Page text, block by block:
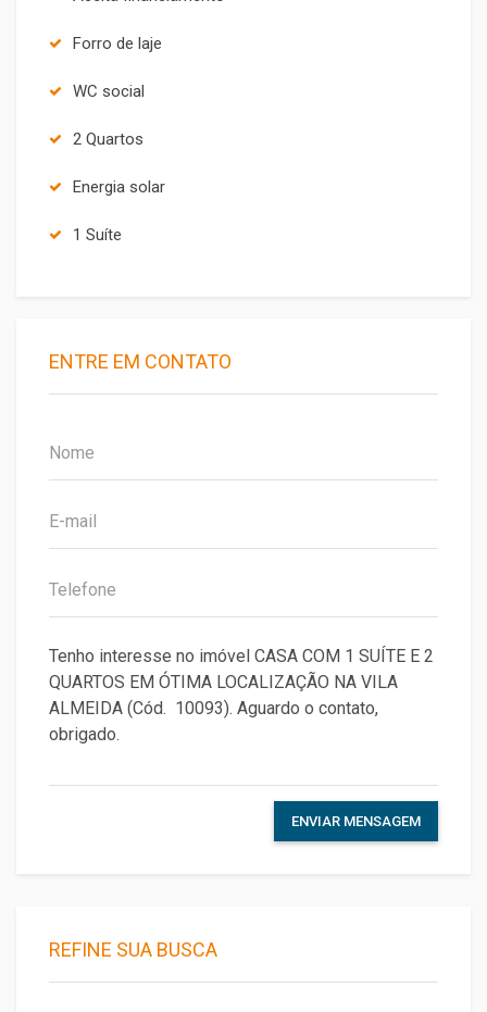
Forro de laje
WC social
2 Quartos
Energia solar
1 Suíte
ENTRE EM CONTATO
ENVIAR MENSAGEM
REFINE SUA BUSCA